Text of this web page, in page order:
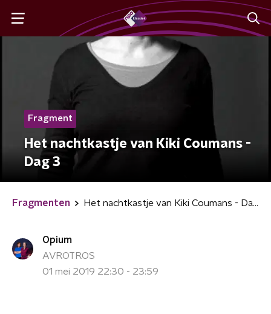
Fragment
Het nachtkastje van Kiki Coumans -
Dag 3
Fragmenten Het nachtkastje van Kiki Coumans - Dag 3
Opium
AVROTROS
01 mei 2019 22:30 - 23:59